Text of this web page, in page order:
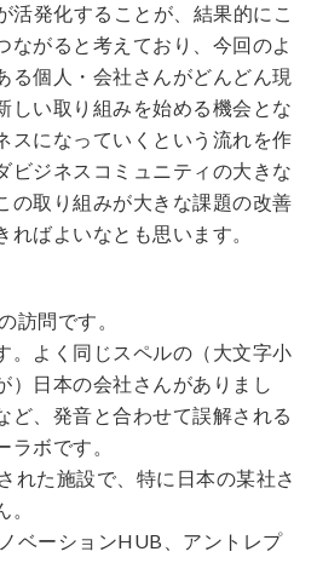
活発化することが、結果的にこ
ながると考えており、今回のよ
る個人・会社さんがどんどん現
しい取り組みを始める機会とな
スになっていくという流れを作
ビジネスコミュニティの大きな
の取り組みが大きな課題の改善
ばよいなとも思います。
訪問です。
。よく同じスペルの（大文字小
）日本の会社さんがありまし
ど、発音と合わせて誤解される
ボです。
れた施設で、特に日本の某社さ
ベーションHUB、アントレプ